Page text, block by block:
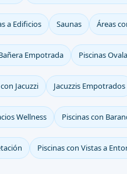
a Edificios Saunas Áreas
Empotrada Piscinas
Jacuzzi Jacuzzis Empotrados
Wellness Piscinas con
Piscinas con Vistas a